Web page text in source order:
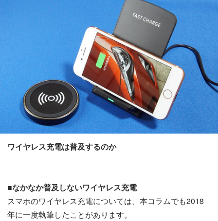
ワイヤレス充電は普及するのか
■なかなか普及しないワイヤレス充電
スマホのワイヤレス充電については、本コラムでも2018
年に一度執筆したことがあります。